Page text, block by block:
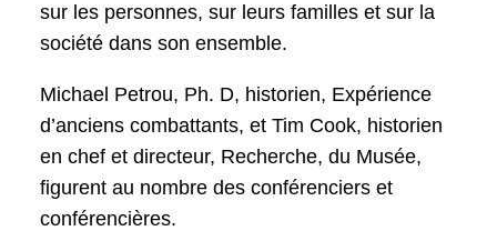
sur les personnes, sur leurs familles et sur la
société dans son ensemble.
Michael Petrou, Ph. D, historien, Expérience
d’anciens combattants, et Tim Cook, historien
en chef et directeur, Recherche, du Musée,
figurent au nombre des conférenciers et
conférencières.